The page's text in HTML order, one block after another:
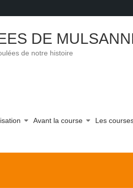
DE
de notre histoire
Avant la course Les